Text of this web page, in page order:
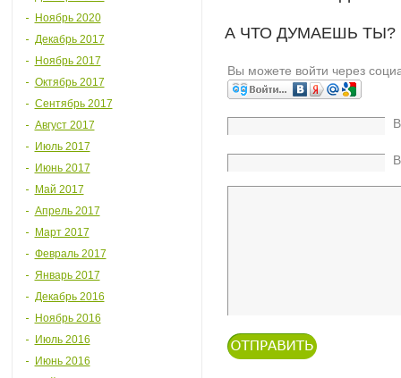
Ноябрь 2020
Декабрь 2017
Ноябрь 2017
Октябрь 2017
Сентябрь 2017
Август 2017
Июль 2017
Июнь 2017
Май 2017
Апрель 2017
Март 2017
Февраль 2017
Январь 2017
Декабрь 2016
Ноябрь 2016
Июль 2016
Июнь 2016
А ЧТО ДУМАЕШЬ
Вы можете войти через